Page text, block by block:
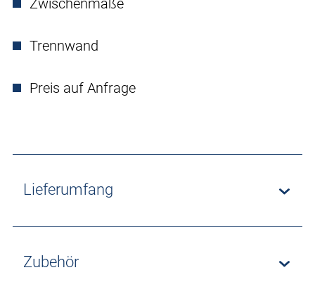
Zwischenmaße
Trennwand
Preis auf Anfrage
Lieferumfang
Zubehör